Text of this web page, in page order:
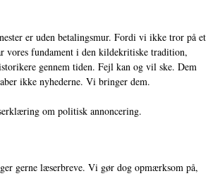
er uden betalingsmur. Fordi vi ikke tror på et
vores fundament i den kildekritiske tradition,
gennem tiden. Fejl kan og vil ske. Dem
ikke nyhederne. Vi bringer dem.
om politisk annoncering.
gerne læserbreve. Vi gør dog opmærksom på,